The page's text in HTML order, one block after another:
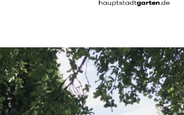
Garten
Balkon
Rezepte